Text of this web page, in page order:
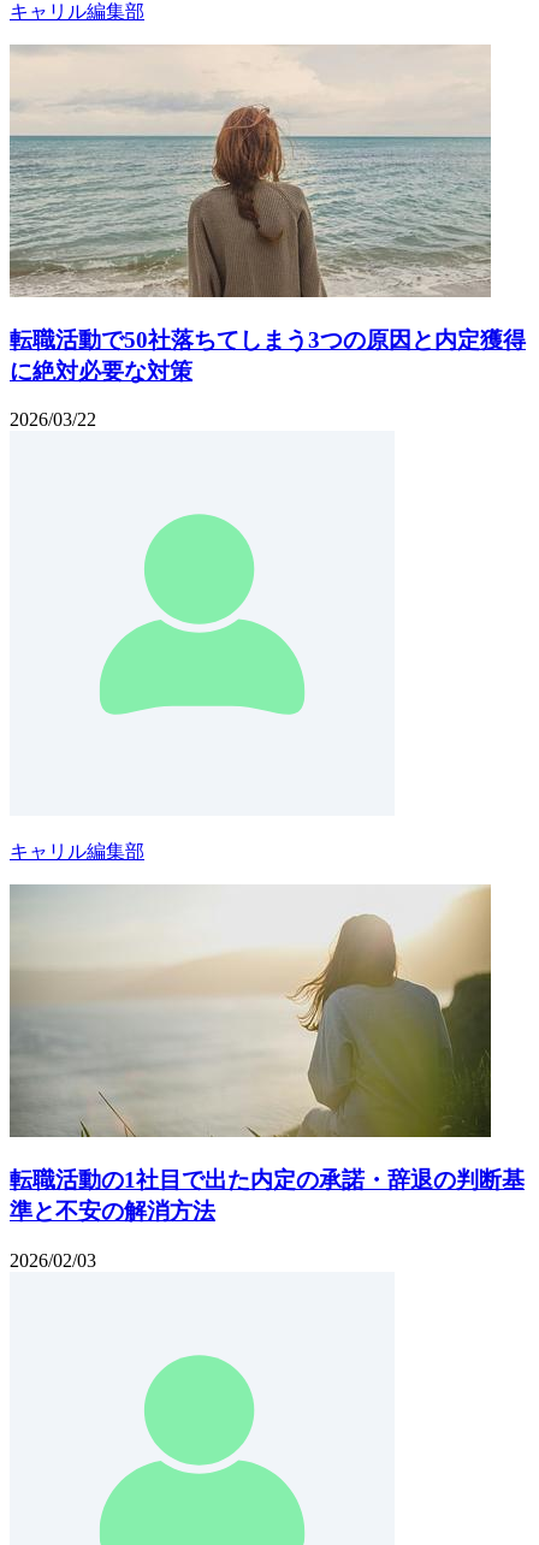
キャリル編集部
転職活動で50社落ちてしまう3つの原因と内定獲得
に絶対必要な対策
2026/03/22
キャリル編集部
転職活動の1社目で出た内定の承諾・辞退の判断基
準と不安の解消方法
2026/02/03